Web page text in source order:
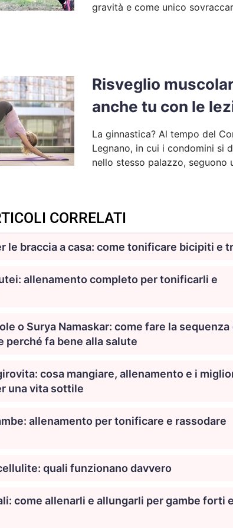
gravità e come unico
Risveglio
anche tu con le
La ginnastica? Al tempo del
Legnano, in cui i condomini si
nello stesso palazzo, seguono
CORRELATI
le braccia a casa: come tonificare bicipiti e
allenamento completo per tonificarli e
o Surya Namaskar: come fare la sequenza
perché fa bene alla salute
cosa mangiare, allenamento e i
una vita sottile
allenamento per tonificare e rassodare
quali funzionano davvero
come allenarli e allungarli per gambe forti e